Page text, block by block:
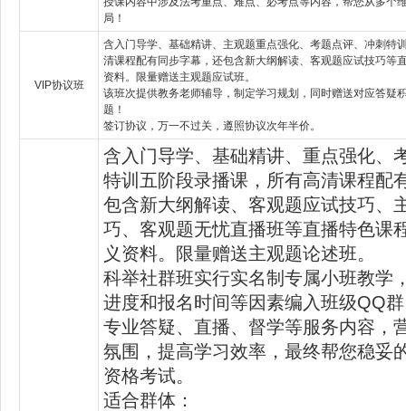
局！
VIP协议班
含入门导学、基础精讲、主观题重点强化、考题点评、冲刺特
清课程配有同步字幕，还包含新大纲解读、客观题应试技巧等
资料。限量赠送主观题应试班。
该班次提供教务老师辅导，制定学习规划，同时赠送对应答疑
题！
签订协议，万一不过关，遵照协议次年半价。
含入门导学、基础精讲、重点强化、
特训五阶段录播课，所有高清课程配
包含新大纲解读、客观题应试技巧、
巧、客观题无忧直播班等直播特色课
义资料。限量赠送主观题论述班。
科举社群班实行实名制专属小班教学
进度和报名时间等因素编入班级QQ
专业答疑、直播、督学等服务内容，
氛围，提高学习效率，最终帮您稳妥
资格考试。
适合群体：